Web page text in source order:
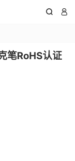
 
笔RoHS认证